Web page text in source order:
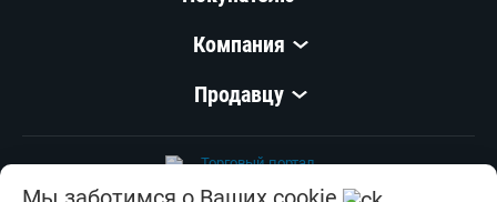
Компания
Продавцу